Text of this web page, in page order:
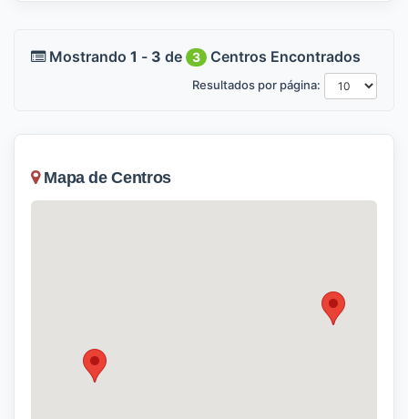
Mostrando 1 - 3 de 3 Centros Encontrados
Resultados por página:
Mapa de Centros